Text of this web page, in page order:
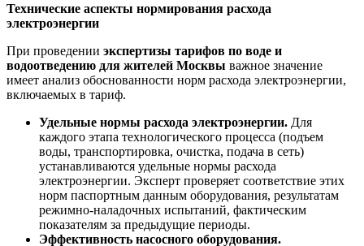
Технические аспекты нормирования расхода
электроэнергии
При проведении экспертизы тарифов по воде и
водоотведению для жителей Москвы важное значение
имеет анализ обоснованности норм расхода электроэнергии,
включаемых в тариф.
Удельные нормы расхода электроэнергии. Для
каждого этапа технологического процесса (подъем
воды, транспортировка, очистка, подача в сеть)
устанавливаются удельные нормы расхода
электроэнергии. Эксперт проверяет соответствие этих
норм паспортным данным оборудования, результатам
режимно-наладочных испытаний, фактическим
показателям за предыдущие периоды.
Эффективность насосного оборудования.